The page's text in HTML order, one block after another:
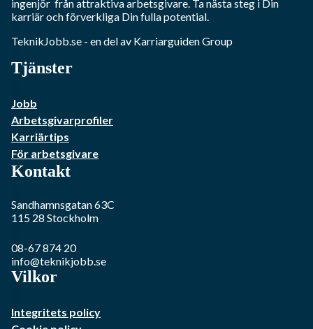
ingenjör från attraktiva arbetsgivare. Ta nästa steg i Din
karriär och förverkliga Din fulla potential.
TeknikJobb.se - en del av Karriarguiden Group
Tjänster
Jobb
Arbetsgivarprofiler
Karriärtips
För arbetsgivare
Kontakt
Sandhamnsgatan 63C
115 28 Stockholm
08-67 874 20
info@teknikjobb.se
Vilkor
Integritets policy